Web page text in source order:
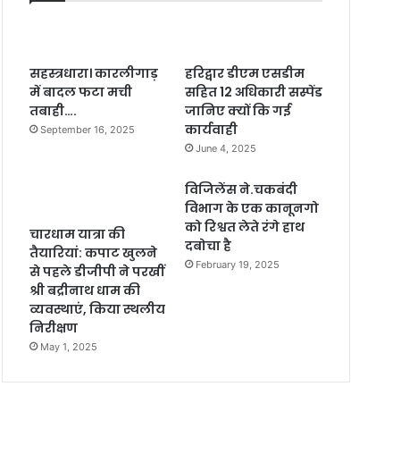
सहस्त्रधारा। कारलीगाड़
में बादल फटा मची
तबाही….
September 16, 2025
हरिद्वार डीएम एसडीम
सहित 12 अधिकारी सस्पेंड
जानिए क्यों कि गई
कार्यवाही
June 4, 2025
चारधाम यात्रा की
तैयारियां: कपाट खुलने
से पहले डीजीपी ने परखीं
श्री बद्रीनाथ धाम की
व्यवस्थाएं, किया स्थलीय
निरीक्षण
May 1, 2025
विजिलेंस ने.चकबंदी
विभाग के एक कानूनगो
को रिश्वत लेते रंगे हाथ
दबोचा है
February 19, 2025